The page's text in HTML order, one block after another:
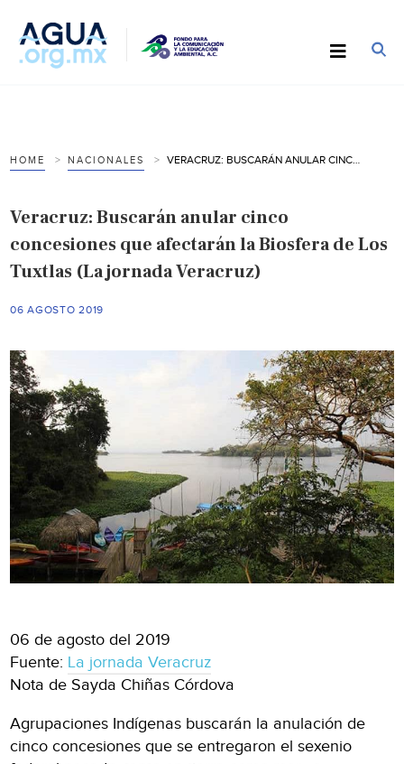
HOME NACIONALES
Veracruz: Buscarán anular cinco
concesiones que afectarán la Biosfera de Los
Tuxtlas (La jornada Veracruz)
06 AGOSTO 2019
06 de agosto del 2019
Fuente: La jornada Veracruz
Nota de Sayda Chiñas Córdova
Agrupaciones Indígenas buscarán la anulación de
cinco concesiones que se entregaron el sexenio